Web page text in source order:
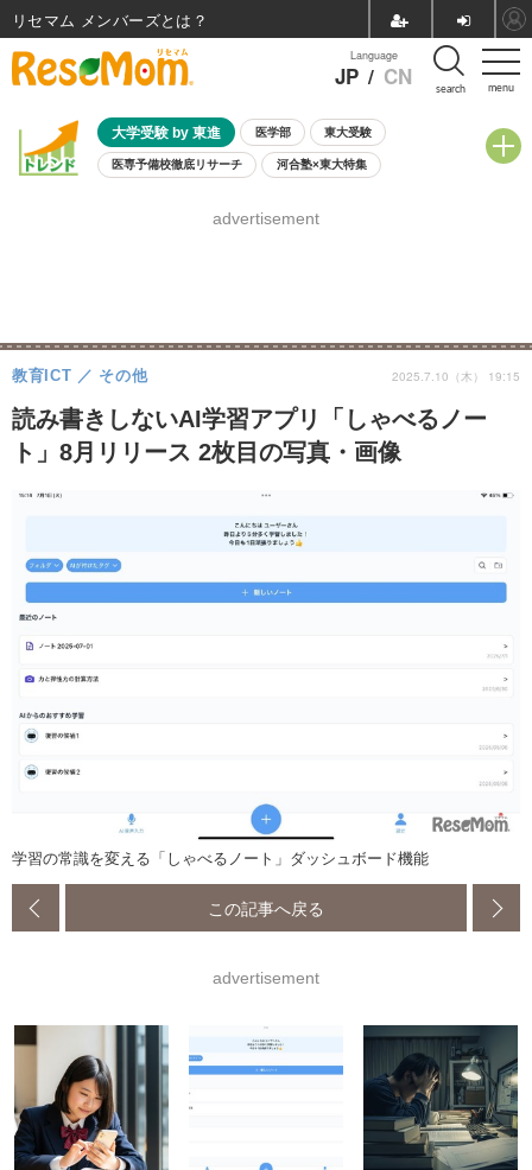
menu
Language
JP / CN search
大学受験 by 東進 医学部 東大受験
医専予備校徹底リサーチ 河合塾×東大特集
8月開催学校説明会・相談会
advertisement
読み書きしないAI学習アプリ「しゃべるノー
ト」8月リリース 2枚目の写真・画像
教育ICT その他 2025.7.10（木） 19:15
学習の常識を変える「しゃべるノート」ダッシュボード機能
この記事へ戻る
advertisement
リセマム メンバーズ